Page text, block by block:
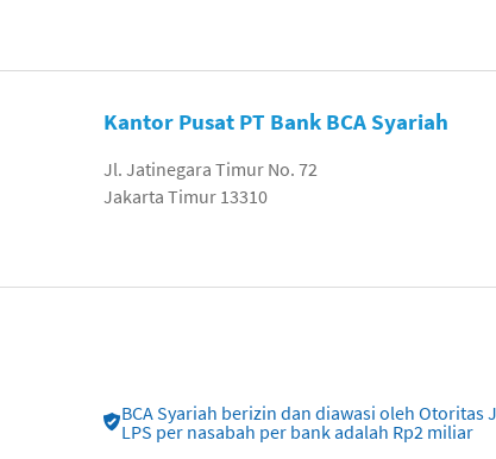
Kantor Pusat PT Bank BCA Syariah
Jl. Jatinegara Timur No. 72
Jakarta Timur 13310
BCA Syariah berizin dan diawasi oleh
LPS per nasabah per bank adalah Rp2 miliar